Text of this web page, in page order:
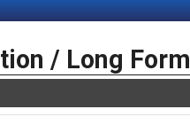
/ Long Form